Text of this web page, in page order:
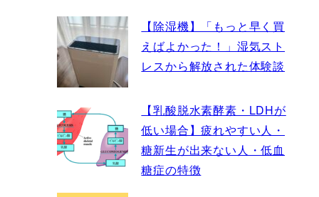
【除湿機】「もっと早く買
えばよかった！」湿気スト
レスから解放された体験談
【乳酸脱水素酵素・LDHが
低い場合】疲れやすい人・
糖新生が出来ない人・低血
糖症の特徴